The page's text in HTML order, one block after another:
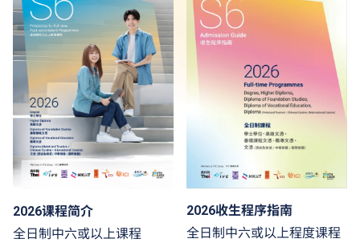
2026课程简介
全日制中六或以上课程
2026收生程序指南
全日制中六或以上程度课程